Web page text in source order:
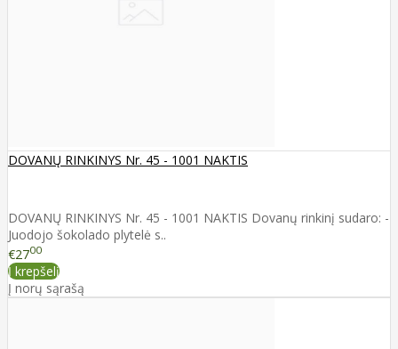
DOVANŲ RINKINYS Nr. 45 - 1001 NAKTIS
DOVANŲ RINKINYS Nr. 45 - 1001 NAKTIS Dovanų rinkinį sudaro: -
Juodojo šokolado plytelė s..
€2700
Į krepšelį
Į norų sąrašą